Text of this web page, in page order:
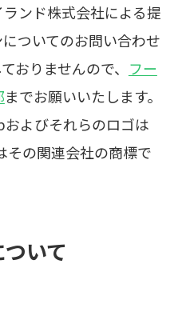
ンド株式会社による提
ついてのお問い合わせ
おりませんので、 フー
までお願いいたします。
よびそれらのロゴは
の関連会社の商標で
いて